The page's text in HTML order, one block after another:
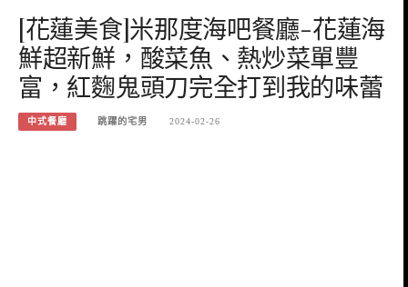
[花蓮美食]米那度海吧餐廳-花蓮海
鮮超新鮮，酸菜魚、熱炒菜單豐
富，紅麴鬼頭刀完全打到我的味蕾
中式餐廳 跳躍的宅男 2024-02-26